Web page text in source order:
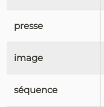
presse
image
séquence